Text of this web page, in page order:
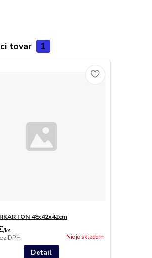
tovar 1
48x42x42cm
/ks
DPH Nie je skladom
Detail